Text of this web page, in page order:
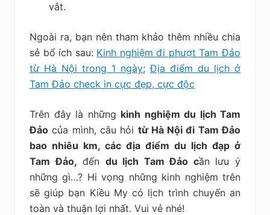
vắt.
Ngoài ra, bạn nên tham khảo thêm nhiều chia
sẻ bổ ích sau: Kinh nghiệm đi phượt Tam Đảo
từ Hà Nội trong 1 ngày;Địa điểm du lịch ở
Tam Đảo check in cực đẹp, cực độc
Trên đây là những kinh nghiệm du lịch Tam
Đảo của mình, câu hỏi từ Hà Nội đi Tam Đảo
bao nhiêu km, các địa điểm du lịch đạp ở
Tam Đảo, đến du lịch Tam Đảo cần lưu ý
những gì…? Hi vọng những kinh nghiệm trên
sẽ giúp bạn Kiều My có lịch trình chuyến an
toàn và thuận lợi nhất. Vui vẻ nhé!